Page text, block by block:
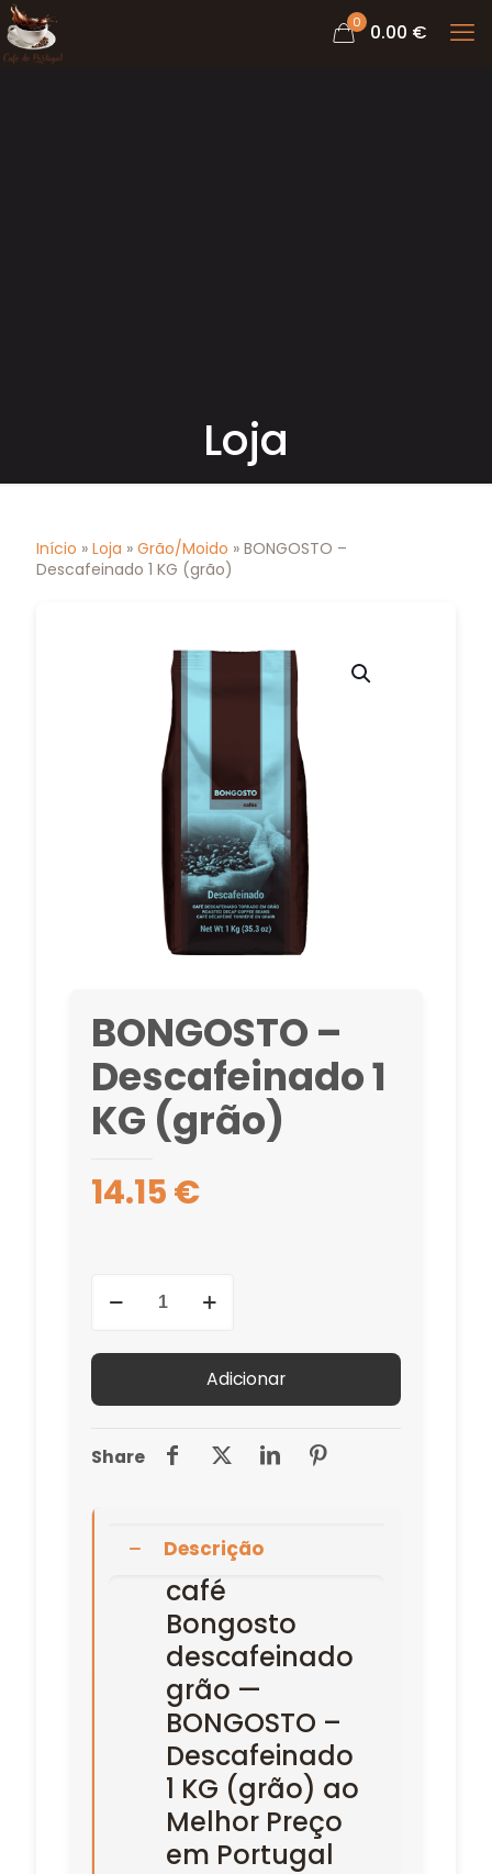
0 0.00 €
Loja
Início » Loja » Grão/Moido » BONGOSTO –
Descafeinado 1 KG (grão)
BONGOSTO –
Descafeinado 1
KG (grão)
14.15€
Quantidade
BONGOSTO
Descafeinado
(grão)
Adicionar
Share
Descrição
café
Bongosto
descafeinado
grão —
BONGOSTO –
Descafeinado
1 KG (grão) ao
Melhor Preço
em Portugal